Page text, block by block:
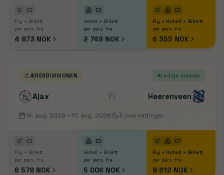
Fly + Billett
per pers. fra
4 873 NOK
Hotell + Billett
per pers. fra
2 749 NOK
Fly + Hotell + Billett
per pers. fra
6 355 NOK
ÆRESDIVISIONEN Ledige plasser
Ajax VS Heerenveen
14. aug. 2026 – 17. aug. 2026 3 overnattinger
Fly + Billett
per pers. fra
6 578 NOK
Hotell + Billett
per pers. fra
5 006 NOK
Fly + Hotell + Billett
per pers. fra
8 612 NOK